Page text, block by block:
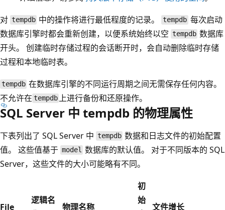
对 tempdb 中的操作将进行最低程度的记录。 tempdb 每次启动
数据库引擎时都会重新创建，以便系统始终以空 tempdb 数据库
开头。 创建临时存储过程的会话断开时，会自动删除临时存储
过程和本地临时表。
tempdb 在数据库引擎的不同运行周期之间无需保存任何内容。
不允许在 tempdb 上进行备份和还原操作。
SQL Server 中 tempdb 的物理属性
下表列出了 SQL Server 中 tempdb 数据和日志文件的初始配置
值。 这些值基于 model 数据库的默认值。 对于不同版本的 SQL
Server，这些文件的大小可能略有不同。
File
逻辑名
物理名称
初
始
文件增长